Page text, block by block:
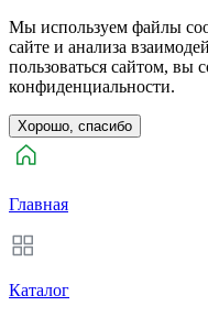
Мы используем файлы
сайте и анализа
пользоваться сайтом, вы
конфиденциальности.
Хорошо, спасибо
Главная
Каталог